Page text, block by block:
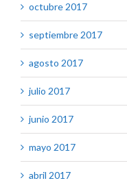
octubre 2017
septiembre 2017
agosto 2017
julio 2017
junio 2017
mayo 2017
abril 2017